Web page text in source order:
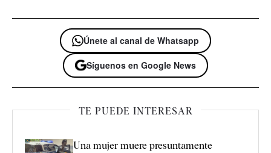
Únete al canal de Whatsapp
Síguenos en Google News
TE PUEDE INTERESAR
Una mujer muere presuntamente